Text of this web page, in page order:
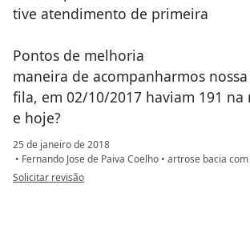
tive atendimento de primeira
Pontos de melhoria
maneira de acompanharmos
fila, em 02/10/2017 haviam 191
e hoje?
25 de janeiro de 2018
• Fernando Jose de Paiva Coelho • artrose bacia
na opinião do utilizador Sua conta foi excluída
Solicitar revisão